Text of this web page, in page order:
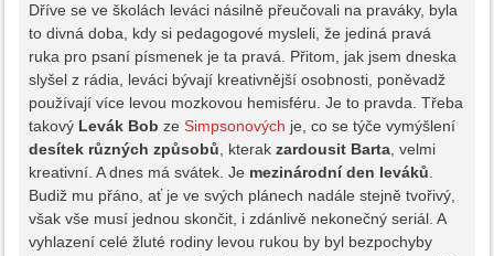
Dříve se ve školách leváci násilně přeučovali na praváky, byla
to divná doba, kdy si pedagogové mysleli, že jediná pravá
ruka pro psaní písmenek je ta pravá. Přitom, jak jsem dneska
slyšel z rádia, leváci bývají kreativnější osobnosti, poněvadž
používají více levou mozkovou hemisféru. Je to pravda. Třeba
takový Levák Bob zeSimpsonových je, co se týče vymýšlení
desítek různých způsobů, kterakzardousit Barta, velmi
kreativní. A dnes má svátek. Je mezinárodní den leváků.
Budiž mu přáno, ať je ve svých plánech nadále stejně tvořivý,
však vše musí jednou skončit, i zdánlivě nekonečný seriál. A
vyhlazení celé žluté rodiny levou rukou by byl bezpochyby